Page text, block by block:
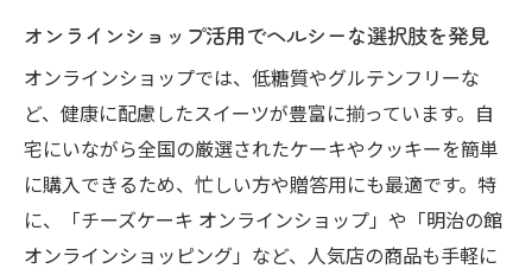
オンラインショップ活用でヘルシーな選択肢を発見
オンラインショップでは、低糖質やグルテンフリーな
ど、健康に配慮したスイーツが豊富に揃っています。自
宅にいながら全国の厳選されたケーキやクッキーを簡単
に購入できるため、忙しい方や贈答用にも最適です。特
に、「チーズケーキ オンラインショップ」や「明治の館
オンラインショッピング」など、人気店の商品も手軽に